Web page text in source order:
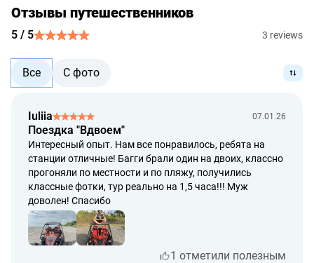
отмена сделана клиентом более чем за 3 дня до
в случае если отмена сделана менее чем за 3 дня,
размер штрафа составляет 50% от стоимости тура;
в случае если отмена сделана менее чем за 24 часа
возврат денежных средств осуществляется в Rp, либо
по курсу конвертации валют, установленному
банками Индонезии и банком Получателя на день
оплаты;
полный возврат денежных средств производится в
случае невозможности со стороны исполнителя
(провайдера) оказать услугу в полной мере;
срок рассмотрения возврата денежных средств – до 5
рабочих дней от даты обращения;
Отзывы путешественников
5 / 5 3 reviews
Все С фото
Iuliia 07.01.26
Поездка "Вдвоем"
Интересный опыт. Нам все понравилось, ребята на
станции отличные! Багги брали один на двоих, классно
прогоняли по местности и по пляжу, получились
классные фотки, тур реально на 1,5 часа!!! Муж
доволен! Спасибо
1 отметили полезным